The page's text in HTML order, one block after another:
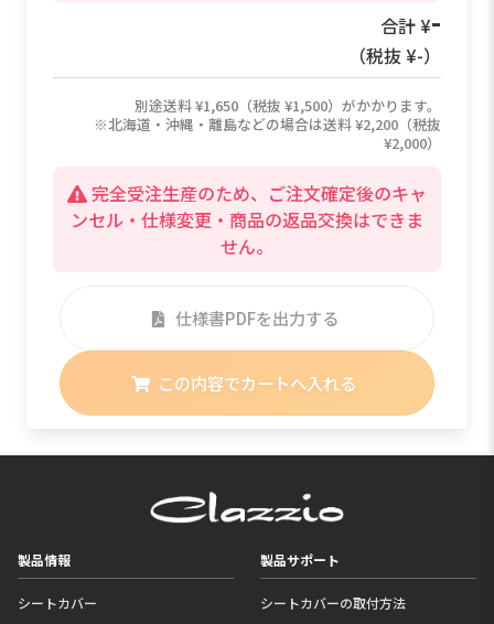
49,500
（税抜 ¥45,000）
別途送料 ¥1,650（税抜 ¥1,500）がかかります。
※北海道・沖縄・離島などの場合は送料 ¥2,200（税抜
¥2,000）
完全受注生産のため、ご注文確定後のキャ
ンセル・仕様変更・商品の返品交換はできま
せん。
仕様書PDFを出力する
この内容でカートへ入れる
製品情報
シートカバー
製品サポート
シートカバーの取付方法